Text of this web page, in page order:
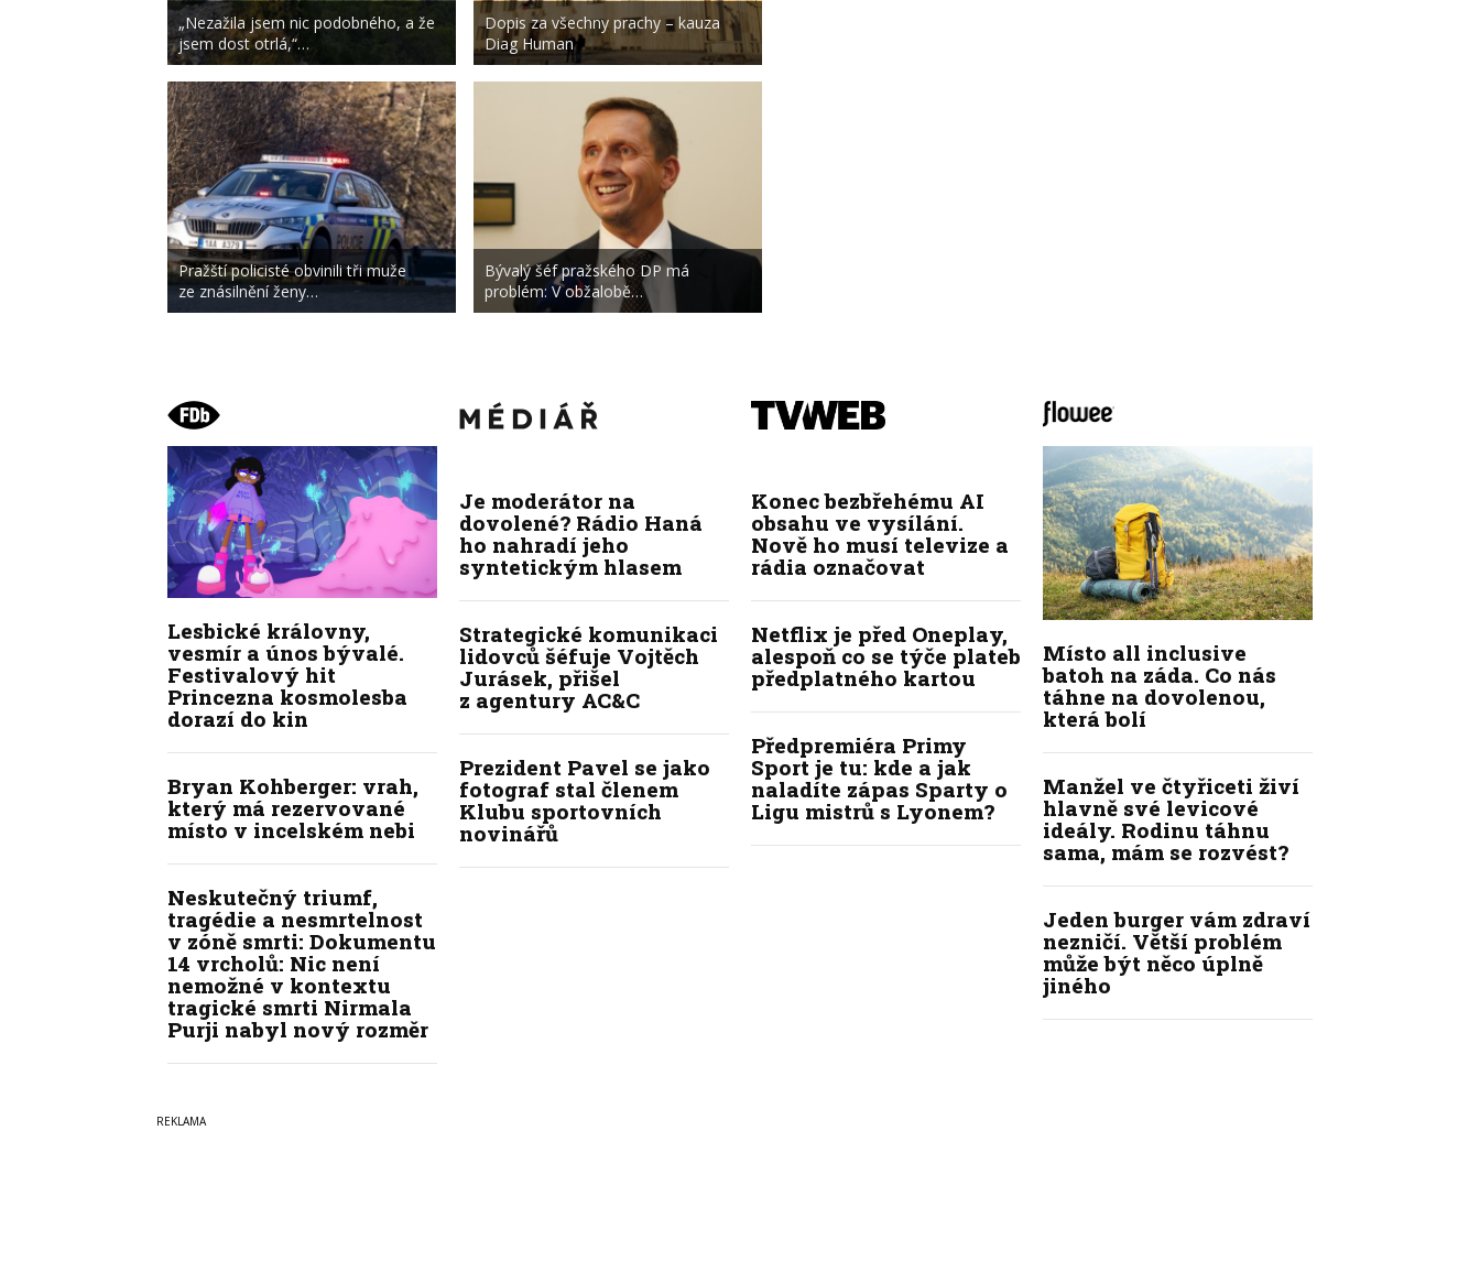
„Nezažila jsem nic podobného, a že
jsem dost otrlá,“…
Pražští policisté obvinili tři muže
ze znásilnění ženy…
Dopis za všechny prachy – kauza
Diag Human
Bývalý šéf pražského DP má
problém: V obžalobě…
Lesbické královny,
vesmír a únos bývalé.
Festivalový hit
Princezna kosmolesba
dorazí do kin
Bryan Kohberger: vrah,
který má rezervované
místo v incelském nebi
Neskutečný triumf,
tragédie a nesmrtelnost
v zóně smrti: Dokumentu
14 vrcholů: Nic není
nemožné v kontextu
tragické smrti Nirmala
Purji nabyl nový rozměr
Je moderátor na
dovolené? Rádio Haná
ho nahradí jeho
syntetickým hlasem
Strategické komunikaci
lidovců šéfuje Vojtěch
Jurásek, přišel
z agentury AC&C
Prezident Pavel se jako
fotograf stal členem
Klubu sportovních
novinářů
Konec bezbřehému AI
obsahu ve vysílání.
Nově ho musí televize a
rádia označovat
Netflix je před Oneplay,
alespoň co se týče plateb
předplatného kartou
Předpremiéra Primy
Sport je tu: kde a jak
naladíte zápas Sparty o
Ligu mistrů s Lyonem?
Místo all inclusive
batoh na záda. Co nás
táhne na dovolenou,
která bolí
Manžel ve čtyřiceti živí
hlavně své levicové
ideály. Rodinu táhnu
sama, mám se rozvést?
Jeden burger vám zdraví
nezničí. Větší problém
může být něco úplně
jiného